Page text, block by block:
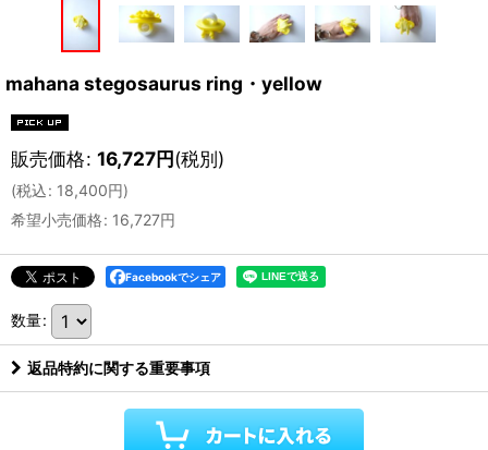
mahana stegosaurus ring・yellow
販売価格: 16,727円(税別)
(税込: 18,400円)
希望小売価格: 16,727円
Facebookでシェア
数量:
返品特約に関する重要事項